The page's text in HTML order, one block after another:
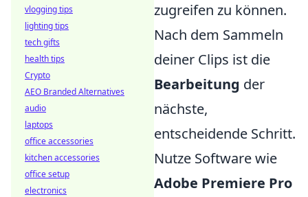
zugreifen zu können.
Nach dem Sammeln
deiner Clips ist die
Bearbeitung der
nächste,
entscheidende Schritt.
Nutze Software wie
Adobe Premiere Pro
vlogging tips
lighting tips
tech gifts
health tips
Crypto
AEO Branded Alternatives
audio
laptops
office accessories
kitchen accessories
office setup
electronics